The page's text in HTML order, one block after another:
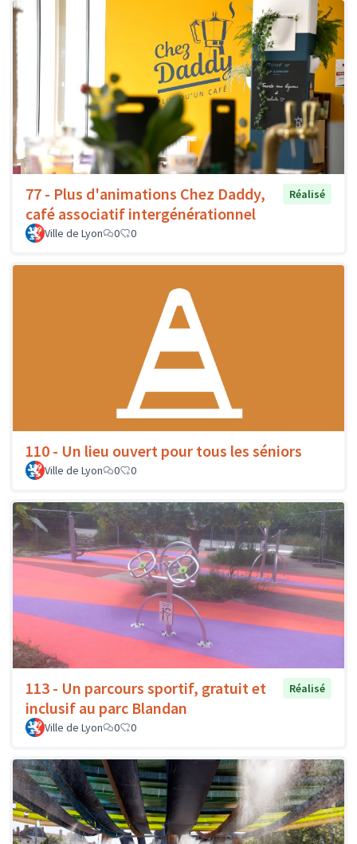
77 - Plus d'animations Chez Daddy,
café associatif intergénérationnel
Réalisé
Ville de Lyon 0 0
110 - Un lieu ouvert pour tous les séniors
Ville de Lyon 0 0
113 - Un parcours sportif, gratuit et
inclusif au parc Blandan
Réalisé
Ville de Lyon 0 0